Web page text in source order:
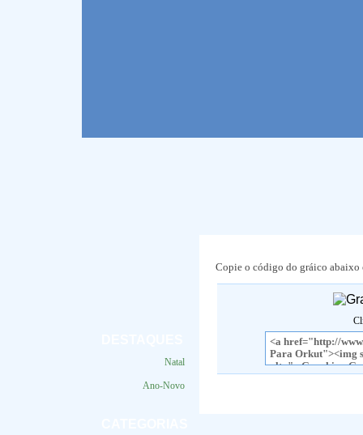
Natal
Ano-Novo
Copie o código do gráico abaixo